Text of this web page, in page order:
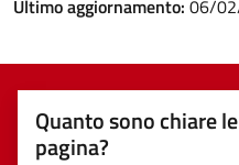
Ultimo aggiornamento: 06/
Quanto sono chiare
pagina?